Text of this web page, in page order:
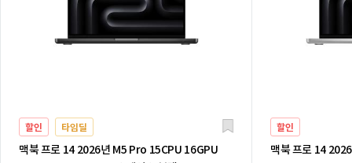
할인 타임딜
맥북 프로 14 2026년 M5 Pro 15CPU 16GPU
할인
맥북 프로 14